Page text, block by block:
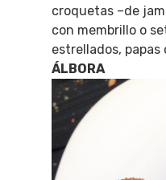
croquetas –de
con membrillo o
estrellados, papas
ÁLBORA